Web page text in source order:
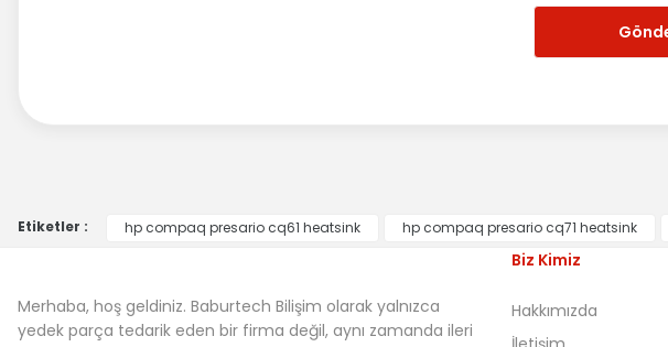
Etiketler : hp compaq presario cq61 heatsink hp compaq presario cq71 heatsink
Merhaba, hoş geldiniz. Baburtech Bilişim olarak yalnızca
yedek parça tedarik eden bir firma değil, aynı zamanda ileri
Biz Kimiz
Hakkımızda